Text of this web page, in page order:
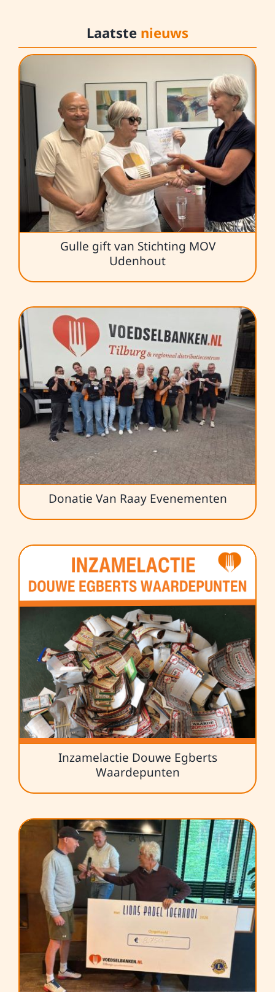
Laatste nieuws
Gulle gift van Stichting MOV
Udenhout
Donatie Van Raay Evenementen
Inzamelactie Douwe Egberts
Waardepunten